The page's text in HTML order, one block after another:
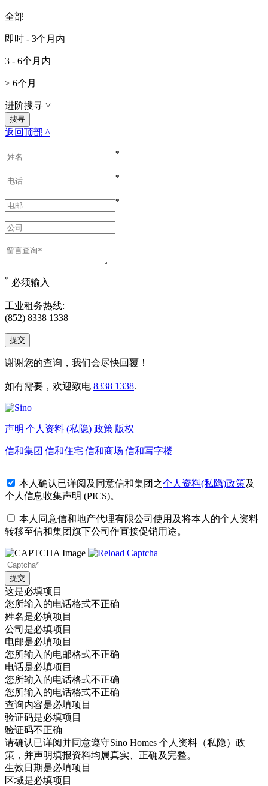
全部
即时 - 3个月内
3 - 6个月内
> 6个月
进阶搜寻 ˅
返回顶部 ^
*
*
*
* 必须输入
工业租务热线:
(852) 8338 1338
谢谢您的查询，我们会尽快回覆！
如有需要，欢迎致电 8338 1338.
声明|个人资料 (私隐) 政策|版权
信和集团 |信和住宅|信和商场|信和写字楼
本人确认已详阅及同意信和集团之个人资料(私隐)政策及
个人信息收集声明 (PICS)。
本人同意信和地产代理有限公司使用及将本人的个人资料
转移至信和集团旗下公司作直接促销用途。
这是必填项目
您所输入的电话格式不正确
姓名是必填项目
公司是必填项目
电邮是必填项目
您所输入的电邮格式不正确
电话是必填项目
您所输入的电话格式不正确
您所输入的电话格式不正确
查询内容是必填项目
验证码是必填项目
验证码不正确
请确认已详阅并同意遵守Sino Homes 个人资料（私隐）政
策，并声明填报资料均属真实、正确及完整。
生效日期是必填项目
区域是必填项目